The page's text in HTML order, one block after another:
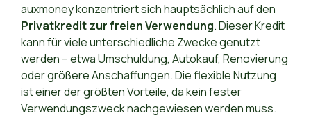
auxmoney konzentriert sich hauptsächlich auf den
Privatkredit zur freien Verwendung. Dieser Kredit
kann für viele unterschiedliche Zwecke genutzt
werden – etwa Umschuldung, Autokauf, Renovierung
oder größere Anschaffungen. Die flexible Nutzung
ist einer der größten Vorteile, da kein fester
Verwendungszweck nachgewiesen werden muss.